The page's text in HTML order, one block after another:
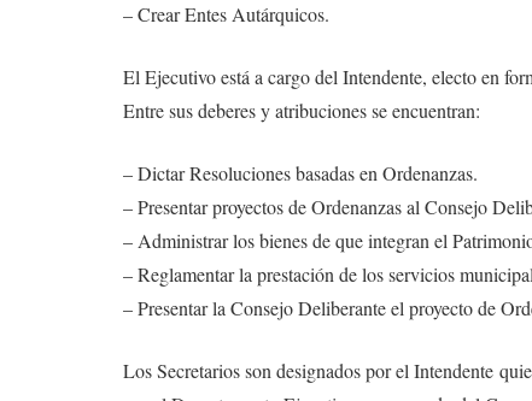
– Crear Entes Autárquicos.
El Ejecutivo está a cargo del Intendente, electo en
Entre sus deberes y atribuciones se encuentran:
– Dictar Resoluciones basadas en Ordenanzas.
– Presentar proyectos de Ordenanzas al Consejo
– Administrar los bienes de que integran el
– Reglamentar la prestación de los servicios
– Presentar la Consejo Deliberante el proyecto de
Los Secretarios son designados por el Intendente